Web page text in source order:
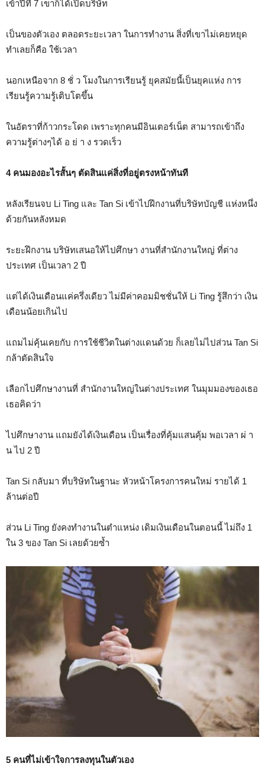
เข้าปีที่ 7 เขาก็ได้เปิดบริษัท
เป็นของตัวเอง ตลอดระยะเวลา ในการทำงาน สิ่งที่เขาไม่เคยหยุด
ทำเลยก็คือ ใช้เวลา
นอกเหนือจาก 8 ชั่ ว โมงในการเรียนรู้ ยุคสมัยนี้เป็นยุคแห่ง การ
เรียนรู้ความรู้เติบโตขึ้น
ในอัตราที่ก้าวกระโดด เพราะทุกคนมีอินเตอร์เน็ต สามารถเข้าถึง
ความรู้ต่างๆได้ อ ย่ า ง รวดเร็ว
4 คนมองอะไรสั้นๆ ตัดสินแค่สิ่งที่อยู่ตรงหน้าทันที
หลังเรียนจบ Li Ting และ Tan Si เข้าไปฝึกงานที่บริษัทบัญชี แห่งหนึ่ง
ด้วยกันหลังหมด
ระยะฝึกงาน บริษัทเสนอให้ไปศึกษา งานที่สำนักงานใหญ่ ที่ต่าง
ประเทศ เป็นเวลา 2 ปี
แต่ได้เงินเดือนแค่ครึ่งเดียว ไม่มีค่าคอมมิชชั่นให้ Li Ting รู้สึกว่า เงิน
เดือนน้อยเกินไป
แถมไม่คุ้นเคยกับ การใช้ชีวิตในต่างแดนด้วย ก็เลยไม่ไปส่วน Tan Si
กล้าตัดสินใจ
เลือกไปศึกษางานที่ สำนักงานใหญ่ในต่างประเทศ ในมุมมองของเธอ
เธอคิดว่า
ไปศึกษางาน แถมยังได้เงินเดือน เป็นเรื่องที่คุ้มแสนคุ้ม พอเวลา ผ่ า
น ไป 2 ปี
Tan Si กลับมา ที่บริษัทในฐานะ หัวหน้าโครงการคนใหม่ รายได้ 1
ล้านต่อปี
ส่วน Li Ting ยังคงทำงานในตำแหน่ง เดิมเงินเดือนในตอนนี้ ไม่ถึง 1
ใน 3 ของ Tan Si เลยด้วยซ้ำ
5 คนที่ไม่เข้าใจการลงทุนในตัวเอง